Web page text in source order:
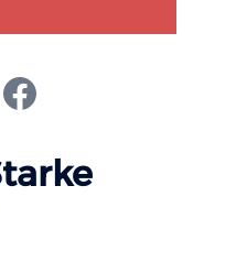
Facebook